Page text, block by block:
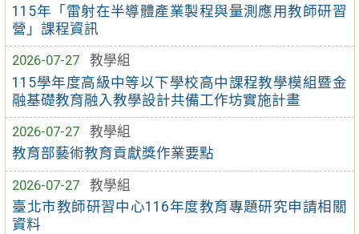
115年「雷射在半導體產業製程與量測應用教師研習
營」課程資訊
2026-07-27
教學組
115學年度高級中等以下學校高中課程教學模組暨金
融基礎教育融入教學設計共備工作坊實施計畫
2026-07-27
教學組
教育部藝術教育貢獻獎作業要點
2026-07-27
教學組
臺北市教師研習中心116年度教育專題研究申請相關
資料